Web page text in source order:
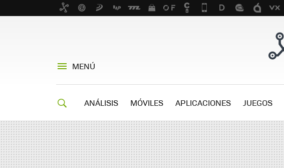
MENÚ
ANÁLISIS MÓVILES APLICACIONES JUEGOS